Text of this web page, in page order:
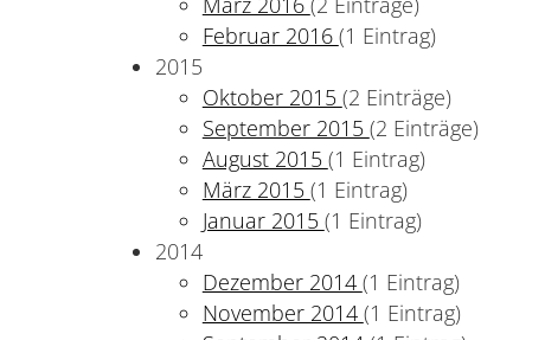
Februar 2016 (1 Eintrag)
2015
Oktober 2015 (2 Einträge)
September 2015 (2 Einträge)
August 2015 (1 Eintrag)
März 2015 (1 Eintrag)
Januar 2015 (1 Eintrag)
2014
Dezember 2014 (1 Eintrag)
November 2014 (1 Eintrag)